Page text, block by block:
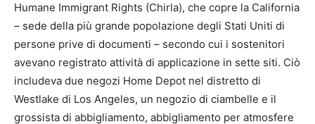
Humane Immigrant Rights (Chirla), che copre la California
– sede della più grande popolazione degli Stati Uniti di
persone prive di documenti – secondo cui i sostenitori
avevano registrato attività di applicazione in sette siti. Ciò
includeva due negozi Home Depot nel distretto di
Westlake di Los Angeles, un negozio di ciambelle e il
grossista di abbigliamento, abbigliamento per atmosfere